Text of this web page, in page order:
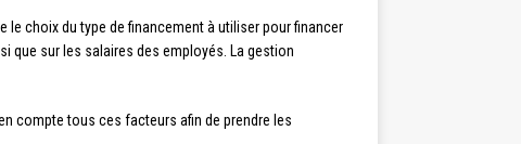
le choix du type de financement à utiliser pour financer
que sur les salaires des employés. La gestion
compte tous ces facteurs afin de prendre les